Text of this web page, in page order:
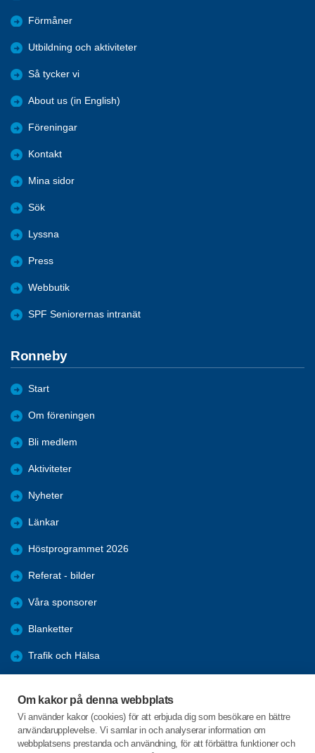
Om kakor på denna webbplats
Vi använder kakor (cookies) för att erbjuda dig som besökare en bättre
användarupplevelse. Vi samlar in och analyserar information om
webbplatsens prestanda och användning, för att förbättra funktioner och
Förmåner
Utbildning och aktiviteter
Så tycker vi
About us (in English)
Föreningar
Kontakt
Mina sidor
Sök
Lyssna
Press
Webbutik
SPF Seniorernas intranät
Ronneby
Start
Om föreningen
Bli medlem
Aktiviteter
Nyheter
Länkar
Höstprogrammet 2026
Referat - bilder
Våra sponsorer
Blanketter
Trafik och Hälsa
Föreningars öppna aktiviteter
Seniorrådet med rapporter